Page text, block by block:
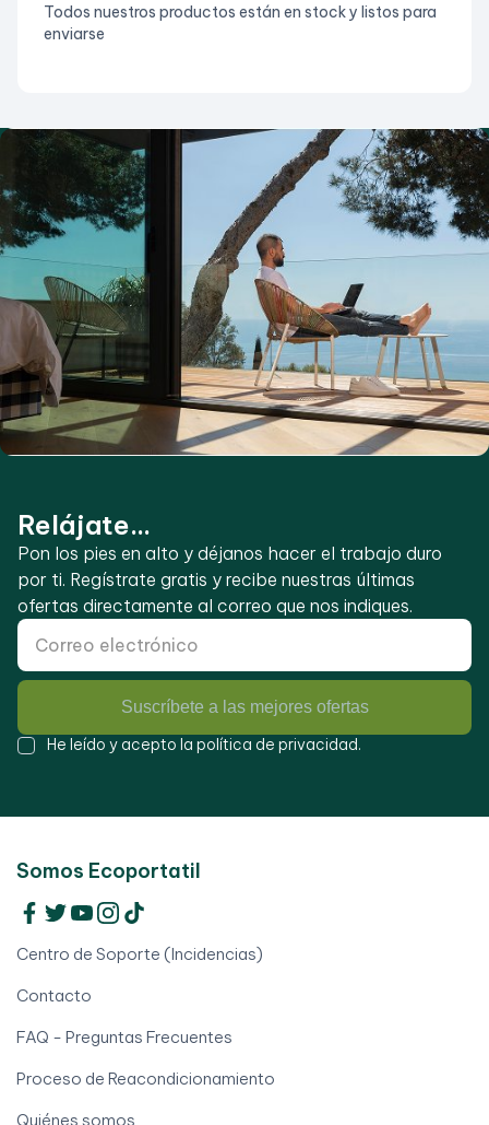
Todos nuestros productos están en stock y listos para
enviarse
Relájate...
Pon los pies en alto y déjanos hacer el trabajo duro
por ti. Regístrate gratis y recibe nuestras últimas
ofertas directamente al correo que nos indiques.
Suscríbete a las mejores ofertas
He leído y acepto la política de privacidad.
Somos Ecoportatil
Centro de Soporte (Incidencias)
Contacto
FAQ - Preguntas Frecuentes
Proceso de Reacondicionamiento
Quiénes somos